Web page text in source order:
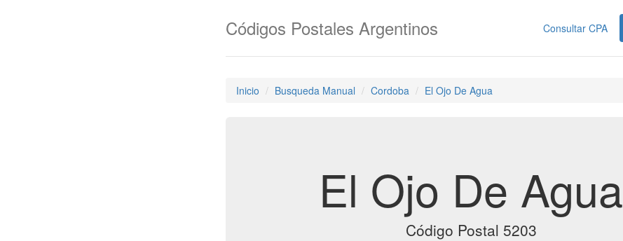
Consultar CPA
Códigos Postales Argentinos
Inicio Busqueda Manual Cordoba El Ojo De Agua
El Ojo De Agua
Código Postal 5203